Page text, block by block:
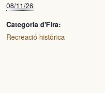
08/11/26
Categoria d'Fira:
Recreació històrica